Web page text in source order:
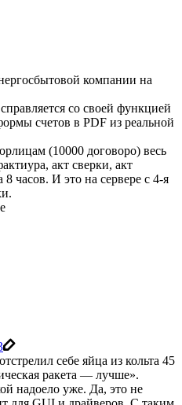
компании на
со своей функцией
счетов в PDF из реальной
(10000 договоро) весь
акт сверки, акт
часов. И это на сервере с 4-я
себе яйца из кольта 45
ракета — лучше».
надоело уже. Да, это не